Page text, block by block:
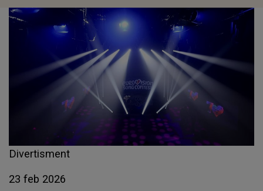
Divertisment
23 feb 2026